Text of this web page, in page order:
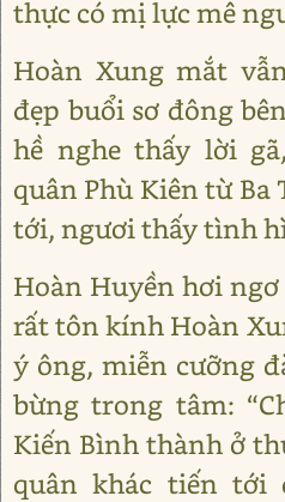
thực có mị lực mê
Hoàn Xung mắt
đẹp buổi sơ đông
hề nghe thấy lời
quân Phù Kiên từ
tới, ngươi thấy tình
Hoàn Huyền hơi
rất tôn kính Hoàn
ý ông, miễn cưỡng
bừng trong tâm:
Kiến Bình thành ở
quân khác tiến tới